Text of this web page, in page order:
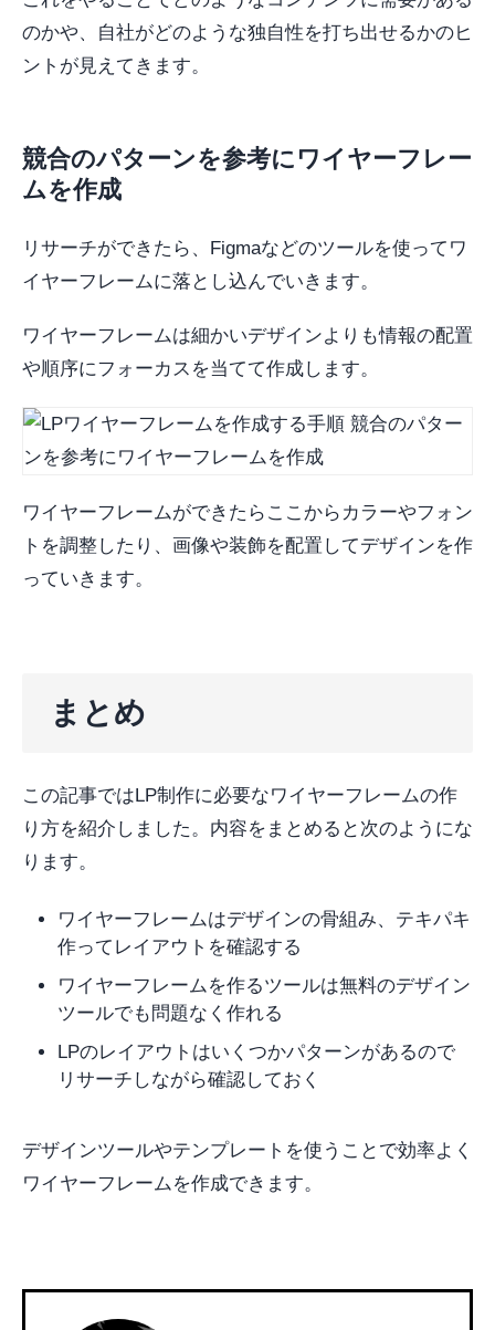
のかや、自社がどのような独自性を打ち出せるかのヒ
ントが見えてきます。
競合のパターンを参考にワイヤーフレー
ムを作成
リサーチができたら、Figmaなどのツールを使ってワ
イヤーフレームに落とし込んでいきます。
ワイヤーフレームは細かいデザインよりも情報の配置
や順序にフォーカスを当てて作成します。
ワイヤーフレームができたらここからカラーやフォン
トを調整したり、画像や装飾を配置してデザインを作
っていきます。
まとめ
この記事ではLP制作に必要なワイヤーフレームの作
り方を紹介しました。内容をまとめると次のようにな
ります。
ワイヤーフレームはデザインの骨組み、テキパキ
作ってレイアウトを確認する
ワイヤーフレームを作るツールは無料のデザイン
ツールでも問題なく作れる
LPのレイアウトはいくつかパターンがあるので
リサーチしながら確認しておく
デザインツールやテンプレートを使うことで効率よく
ワイヤーフレームを作成できます。